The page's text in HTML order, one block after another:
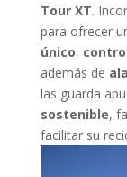
Tour XT.
para ofrecer
único,
además de
las guarda
sostenible,
facilitar su